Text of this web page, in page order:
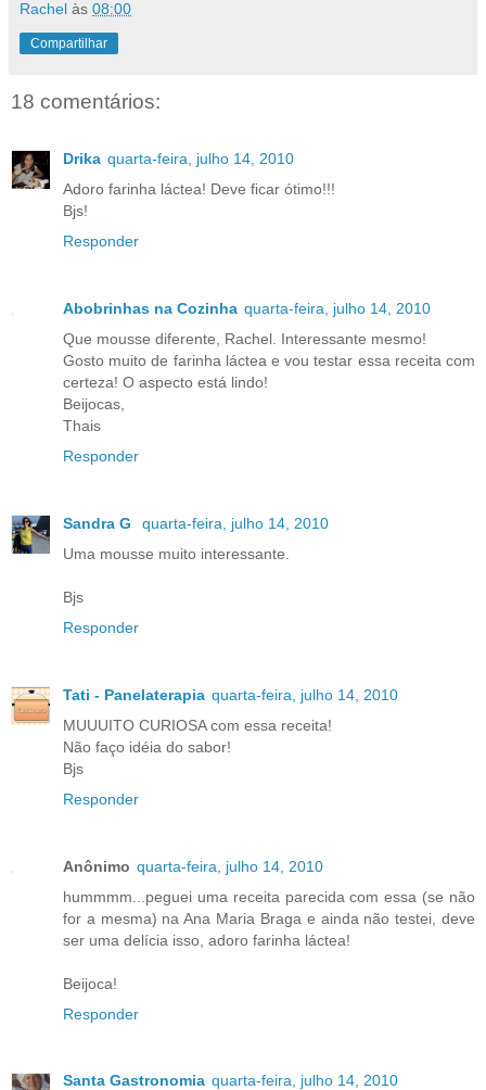
Rachel às 08:00
Compartilhar
18 comentários:
Drika quarta-feira, julho 14, 2010
Adoro farinha láctea! Deve ficar ótimo!!!
Bjs!
Responder
Abobrinhas na Cozinha quarta-feira, julho 14, 2010
Que mousse diferente, Rachel. Interessante mesmo!
Gosto muito de farinha láctea e vou testar essa receita com
certeza! O aspecto está lindo!
Beijocas,
Thais
Responder
Sandra G
quarta-feira, julho 14, 2010
Uma mousse muito interessante.
Bjs
Responder
Tati - Panelaterapia quarta-feira, julho 14, 2010
MUUUITO CURIOSA com essa receita!
Não faço idéia do sabor!
Bjs
Responder
Anônimo quarta-feira, julho 14, 2010
hummmm...peguei uma receita parecida com essa (se não
for a mesma) na Ana Maria Braga e ainda não testei, deve
ser uma delícia isso, adoro farinha láctea!
Beijoca!
Responder
Santa Gastronomia quarta-feira, julho 14, 2010